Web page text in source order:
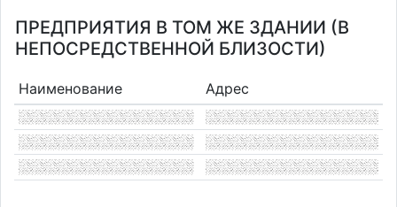
ПРЕДПРИЯТИЯ В ТОМ ЖЕ ЗДАНИИ (В
НЕПОСРЕДСТВЕННОЙ БЛИЗОСТИ)
Наименование Адрес